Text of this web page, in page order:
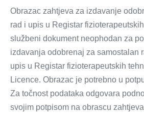
Obrazac zahtjeva za izdavanje
rad i upis u Registar
službeni dokument neophodan za
izdavanja odobrenaj za samostalan
upis u Registar fizioterapeutskih
Licence. Obrazac je potrebno u
Za točnost podataka odgovara
svojim potpisom na obrascu